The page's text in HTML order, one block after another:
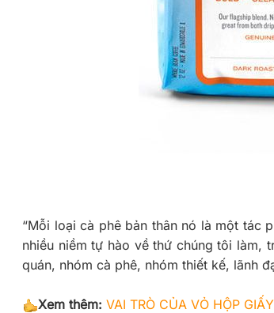
“Mỗi loại cà phê bản thân nó là một tác
nhiều niềm tự hào về thứ chúng tôi làm,
quán, nhóm cà phê, nhóm thiết kế, lãnh
Xem thêm: VAI TRÒ CỦA VỎ HỘP